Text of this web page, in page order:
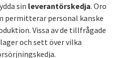
sin leverantörskedja. Oro
permitterar personal kanske
Vissa av de tillfrågade
och sett över vilka